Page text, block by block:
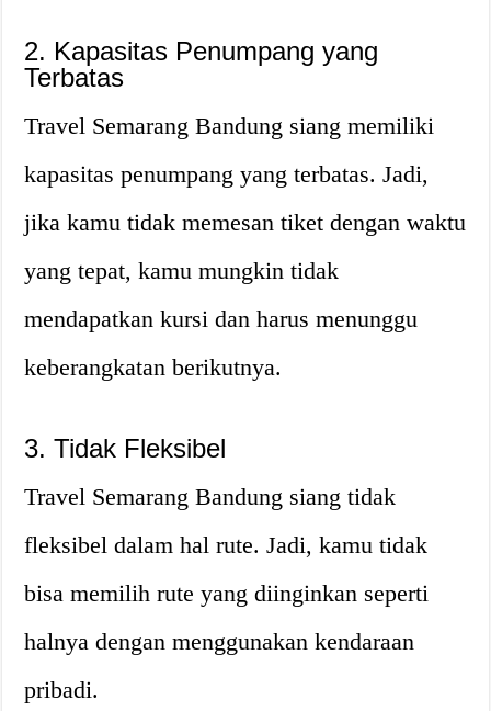
2. Kapasitas Penumpang yang
Terbatas
Travel Semarang Bandung siang memiliki
kapasitas penumpang yang terbatas. Jadi,
jika kamu tidak memesan tiket dengan waktu
yang tepat, kamu mungkin tidak
mendapatkan kursi dan harus menunggu
keberangkatan berikutnya.
3. Tidak Fleksibel
Travel Semarang Bandung siang tidak
fleksibel dalam hal rute. Jadi, kamu tidak
bisa memilih rute yang diinginkan seperti
halnya dengan menggunakan kendaraan
pribadi.